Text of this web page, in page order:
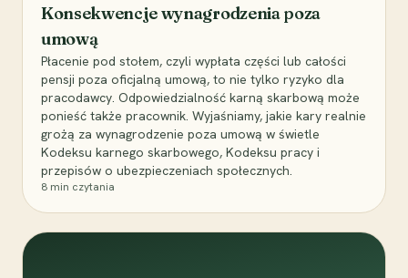
Konsekwencje wynagrodzenia poza
umową
Płacenie pod stołem, czyli wypłata części lub całości
pensji poza oficjalną umową, to nie tylko ryzyko dla
pracodawcy. Odpowiedzialność karną skarbową może
ponieść także pracownik. Wyjaśniamy, jakie kary realnie
grożą za wynagrodzenie poza umową w świetle
Kodeksu karnego skarbowego, Kodeksu pracy i
przepisów o ubezpieczeniach społecznych.
8 min czytania